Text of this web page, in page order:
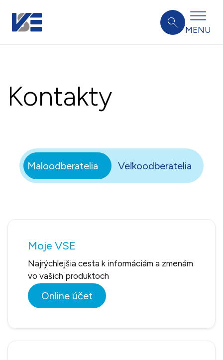
MENU
Kontakty
Maloodberatelia Veľkoodberatelia
Moje VSE
Najrýchlejšia cesta k informáciám a zmenám
vo vašich produktoch
Online účet